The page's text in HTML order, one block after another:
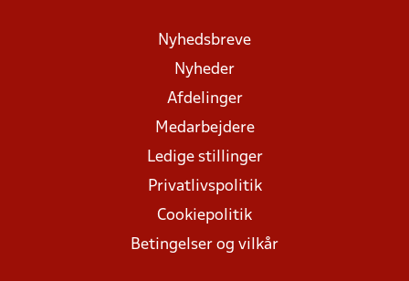
Nyhedsbreve
Nyheder
Afdelinger
Medarbejdere
Ledige stillinger
Privatlivspolitik
Cookiepolitik
Betingelser og vilkår